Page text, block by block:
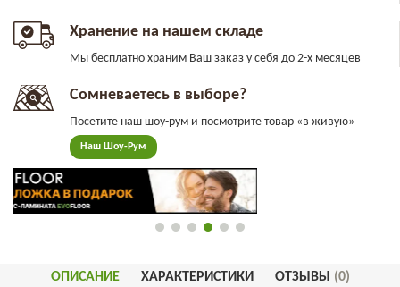
Хранение на нашем складе
Мы бесплатно храним Ваш заказ у себя до 2-х месяцев
Сомневаетесь в выборе?
Посетите наш шоу-рум и посмотрите товар «в живую»
Наш Шоу-Рум
ОПИСАНИЕ ХАРАКТЕРИСТИКИ ОТЗЫВЫ (0)